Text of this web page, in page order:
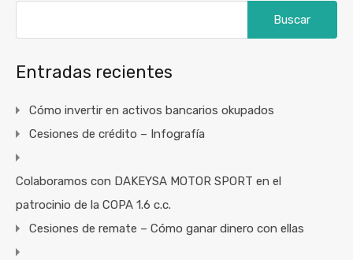
Entradas recientes
Cómo invertir en activos bancarios okupados
Cesiones de crédito – Infografía
Colaboramos con DAKEYSA MOTOR SPORT en el
patrocinio de la COPA 1.6 c.c.
Cesiones de remate – Cómo ganar dinero con ellas